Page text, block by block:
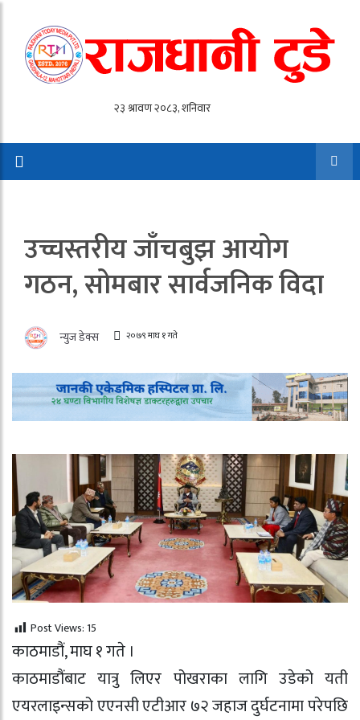
उच्चस्तरीय जाँचबुझ आयोग
गठन, सोमबार सार्वजनिक विदा
न्युज डेक्स २०७९ माघ १ गते
Post Views: 15
काठमाडौं, माघ १ गते ।
काठमाडौंबाट यात्रु लिएर पोखराका लागि उडेको यती
एयरलाइन्सको एएनसी एटीआर ७२ जहाज दुर्घटनामा परेपछि